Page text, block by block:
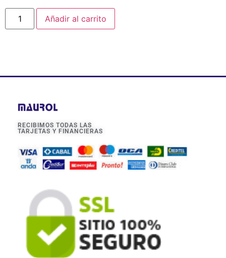
Añadir al carrito
RECIBIMOS TODAS LAS
TARJETAS Y FINANCIERAS